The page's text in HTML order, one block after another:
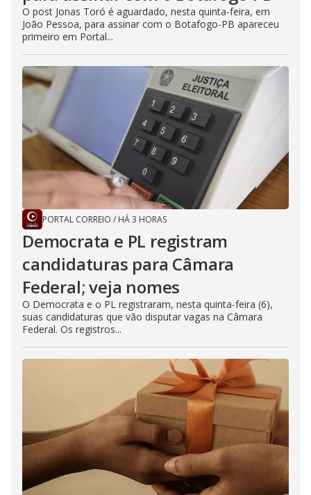
O post Jonas Toró é aguardado, nesta quinta-feira, em
João Pessoa, para assinar com o Botafogo-PB apareceu
primeiro em Portal...
PORTAL CORREIO / HÁ 3 HORAS
Democrata e PL registram
candidaturas para Câmara
Federal; veja nomes
O Democrata e o PL registraram, nesta quinta-feira (6),
suas candidaturas que vão disputar vagas na Câmara
Federal. Os registros...